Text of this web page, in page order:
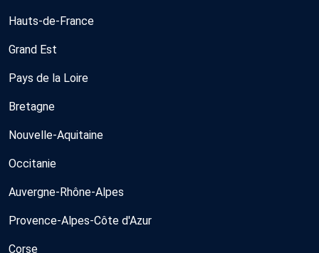
Hauts-de-France
Grand Est
Pays de la Loire
Bretagne
Nouvelle-Aquitaine
Occitanie
Auvergne-Rhône-Alpes
Provence-Alpes-Côte d'Azur
Corse